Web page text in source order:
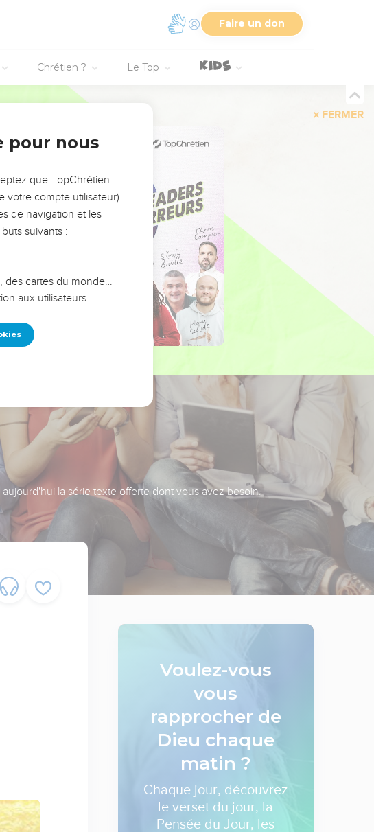
Faire un don
Chrétien ? Le Top
FERMER
la série texte offerte dont vous avez besoin.
Voulez-vous
vous
rapprocher de
Dieu chaque
matin ?
Chaque jour, découvrez
le verset du jour, la
Pensée du Jour, les
pour nous
que TopChrétien
votre compte utilisateur)
de navigation et les
suivants :
des cartes du monde…
aux utilisateurs.